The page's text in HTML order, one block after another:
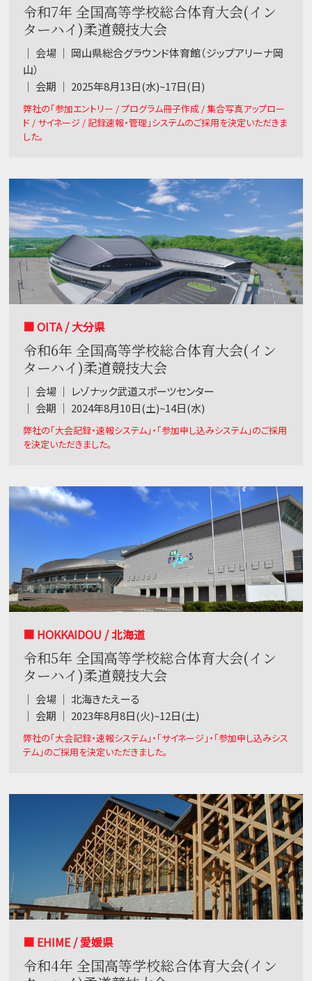
令和7年 全国高等学校総合体育大会(イン
ターハイ)柔道競技大会
｜ 会場 ｜ 岡山県総合グラウンド体育館（ジップアリーナ岡
山）
｜ 会期 ｜ 2025年8月13日(水)~17日(日)
弊社の「参加エントリー / プログラム冊子作成 / 集合写真アップロー
ド / サイネージ / 記録速報・管理」システムのご採用を決定いただきま
した。
■ OITA / 大分県
令和6年 全国高等学校総合体育大会(イン
ターハイ)柔道競技大会
｜ 会場 ｜ レゾナック武道スポーツセンター
｜ 会期 ｜ 2024年8月10日(土)~14日(水)
弊社の「大会記録・速報システム」・「参加申し込みシステム」のご採用
を決定いただきました。
■ HOKKAIDOU / 北海道
令和5年 全国高等学校総合体育大会(イン
ターハイ)柔道競技大会
｜ 会場 ｜ 北海きたえーる
｜ 会期 ｜ 2023年8月8日(火)~12日(土)
弊社の「大会記録・速報システム」・「サイネージ」・「参加申し込みシス
テム」のご採用を決定いただきました。
■ EHIME / 愛媛県
令和4年 全国高等学校総合体育大会(イン